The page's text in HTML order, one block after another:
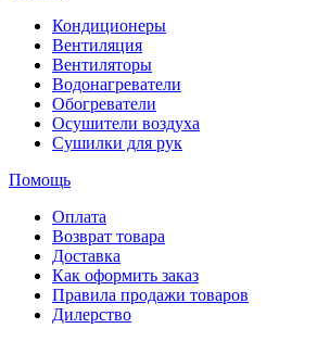
Кондиционеры
Вентиляция
Вентиляторы
Водонагреватели
Обогреватели
Осушители воздуха
Сушилки для рук
Помощь
Оплата
Возврат товара
Доставка
Как оформить заказ
Правила продажи товаров
Дилерство